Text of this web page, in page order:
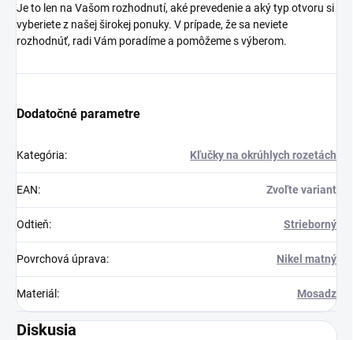
Je to len na Vašom rozhodnutí, aké prevedenie a aký typ otvoru si
vyberiete z našej širokej ponuky. V prípade, že sa neviete
rozhodnúť, radi Vám poradíme a pomôžeme s výberom.
Dodatočné parametre
Kategória: Kľučky na okrúhlych rozetách
EAN: Zvoľte variant
Odtieň: Strieborný
Povrchová úprava: Nikel matný
Materiál : Mosadz
Diskusia